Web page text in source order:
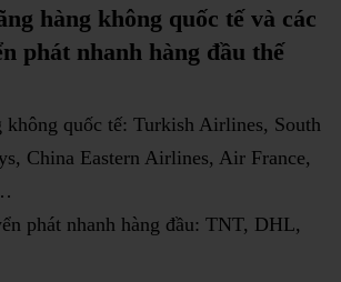
hàng không quốc tế và các
phát nhanh hàng đầu thế
không quốc tế: Turkish Airlines, South
China Eastern Airlines, Air France,
phát nhanh hàng đầu: TNT, DHL,